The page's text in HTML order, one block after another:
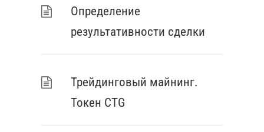
Определение
результативности сделки
Трейдинговый майнинг.
Токен CTG